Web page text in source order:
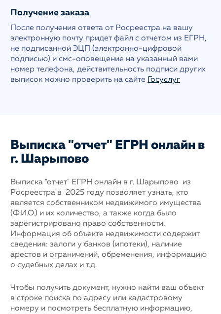
Получение заказа
После получения ответа от Росреестра на вашу
электронную почту придет файл с отчетом из ЕГРН,
не подписанной ЭЦП (электронно-цифровой
подписью) и смс-оповещение на указанный вами
номер телефона, действительность подписи других
выписок можно проверить на сайте
Госуслуг
Выписка "отчет" ЕГРН онлайн в
г. Шарыпово
Выписка "отчет" ЕГРН онлайн в г. Шарыпово из
Росреестра в 2025 году позволяет узнать, кто
является собственником недвижимого имущества
(Ф.И.О.) и их количество, а также когда было
зарегистрировано право собственности.
Информация об объекте недвижимости содержит
сведения: залоги у банков (ипотеки), наличие
арестов и ограничений, обременения, информацию
о судебных делах и т.д.
Чтобы получить документ, нужно найти ваш объект
в строке поиска по адресу или кадастровому
номеру и посмотреть бесплатную информацию,